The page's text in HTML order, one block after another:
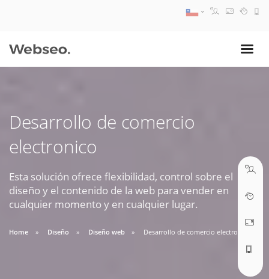
Desarrollo de comercio
electronico
Esta solución ofrece flexibilidad, control sobre el
diseño y el contenido de la web para vender en
cualquier momento y en cualquier lugar.
Home Diseño Diseño web Desarrollo de comercio electronico
09:30 AM A 18:30 PM
soporte@webseo.cl
ABRIR TICKET